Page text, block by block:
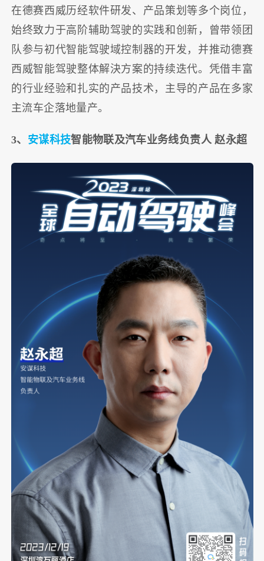
在德赛西威历经软件研发、产品策划等多个岗位，
始终致力于高阶辅助驾驶的实践和创新，曾带领团
队参与初代智能驾驶域控制器的开发，并推动德赛
西威智能驾驶整体解決方案的持续迭代。凭借丰富
的行业经验和扎实的产品技术，主导的产品在多家
主流车企落地量产。
3、 安谋科技智能物联及汽车业务线负责人 赵永超